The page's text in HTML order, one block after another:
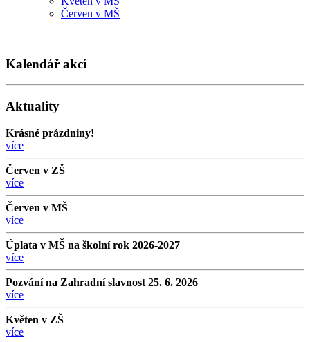
Červen v MŠ
Kalendář akcí
Aktuality
Krásné prázdniny!
více
Červen v ZŠ
více
Červen v MŠ
více
Úplata v MŠ na školní rok 2026-2027
více
Pozvání na Zahradní slavnost 25. 6. 2026
více
Květen v ZŠ
více